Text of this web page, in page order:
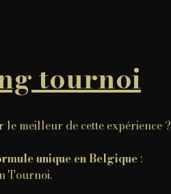
tournoi
meilleur de cette expérience ?
unique en Belgique:
Tournoi.